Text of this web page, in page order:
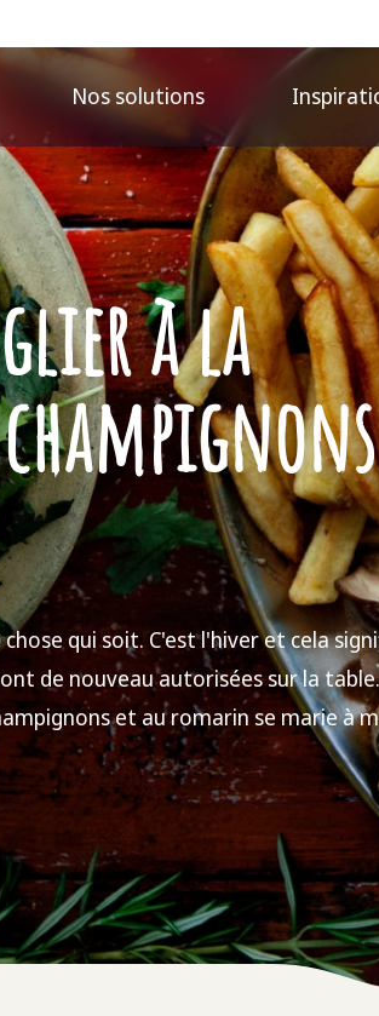
Nos solutions
à la
qui soit. C'est l'hiver et cela
de nouveau autorisées sur la
et au romarin se marie à